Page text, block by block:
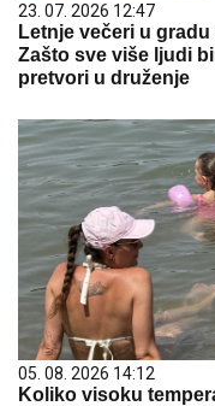
23. 07. 2026 12:47
Letnje večeri u
Zašto sve više ljudi
pretvori u druženje
05. 08. 2026 14:12
Koliko visoku